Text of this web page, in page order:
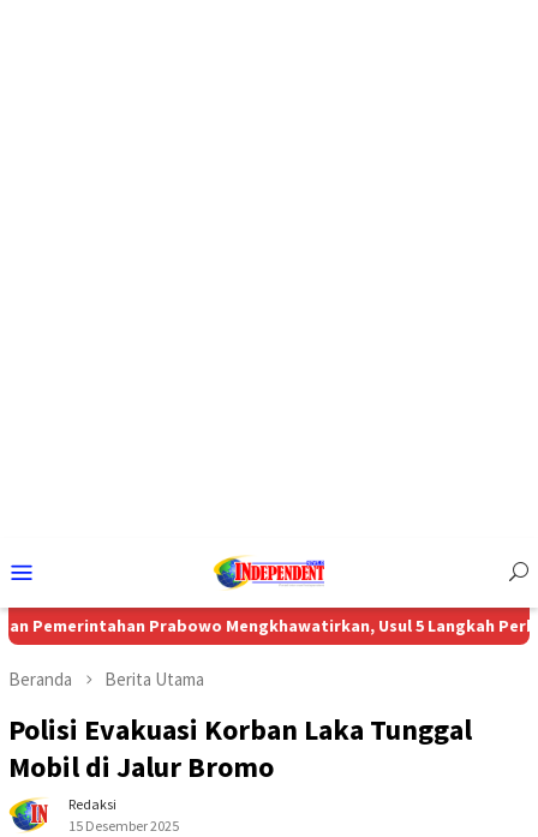
Mobile
Prabowo Mengkhawatirkan, Usul 5 Langkah Perbaikan
Beranda Berita Utama
Polisi Evakuasi Korban Laka Tunggal
Mobil di Jalur Bromo
Redaksi
15 Desember 2025